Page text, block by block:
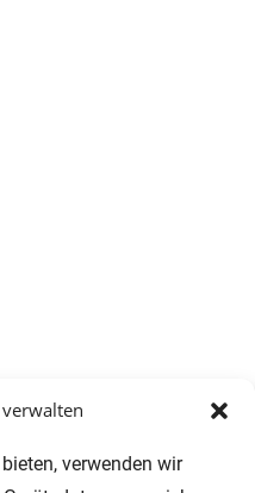
verwenden wir